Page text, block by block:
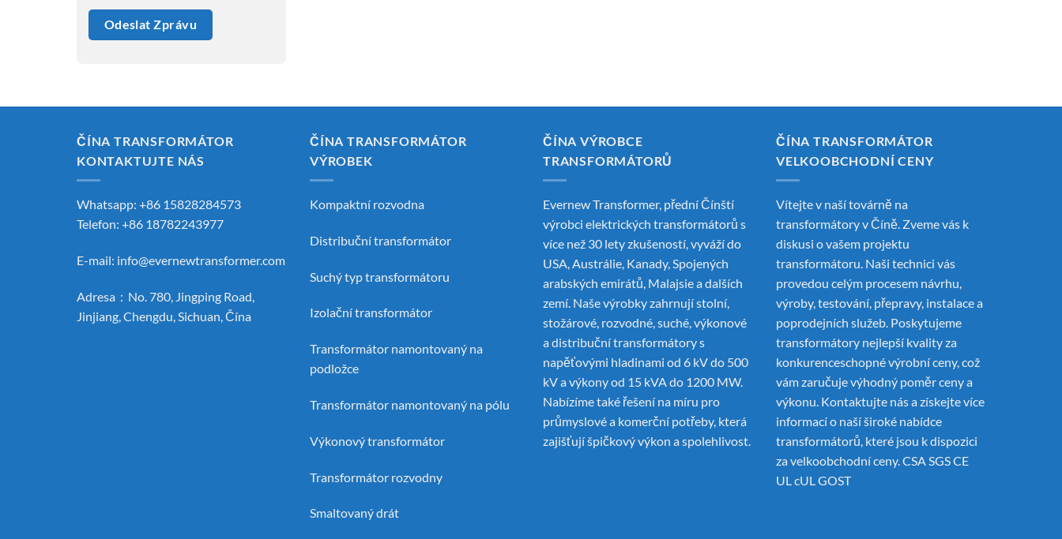
ČÍNA TRANSFORMÁTOR
KONTAKTUJTE NÁS
Whatsapp: +86 15828284573
Telefon: +86 18782243977
E-mail: info@evernewtransformer.com
Adresa：No. 780, Jingping Road,
Jinjiang, Chengdu, Sichuan, Čína
ČÍNA TRANSFORMÁTOR
VÝROBEK
Kompaktní rozvodna
Distribuční transformátor
Suchý typ transformátoru
Izolační transformátor
Transformátor namontovaný na
podložce
Transformátor namontovaný na pólu
Výkonový transformátor
Transformátor rozvodny
Smaltovaný drát
ČÍNA VÝROBCE
TRANSFORMÁTORŮ
Evernew Transformer, předníČínští
výrobci elektrických transformátorů s
více než 30 lety zkušeností, vyváží do
USA, Austrálie, Kanady, Spojených
arabských emirátů, Malajsie a dalších
zemí. Naše výrobky zahrnují stolní,
stožárové, rozvodné, suché, výkonové
a distribuční transformátory s
napěťovými hladinami od 6 kV do 500
kV a výkony od 15 kVA do 1200 MW.
Nabízíme také řešení na míru pro
průmyslové a komerční potřeby, která
zajišťují špičkový výkon a spolehlivost.
ČÍNA TRANSFORMÁTOR
VELKOOBCHODNÍ CENY
Vítejte v naší továrně na
transformátory v Číně. Zveme vás k
diskusi o vašem projektu
transformátoru. Naši technici vás
provedou celým procesem návrhu,
výroby, testování, přepravy, instalace a
poprodejních služeb. Poskytujeme
transformátory nejlepší kvality za
konkurenceschopné výrobní ceny, což
vám zaručuje výhodný poměr ceny a
výkonu. Kontaktujte nás a získejte více
informací o naší široké nabídce
transformátorů, které jsou k dispozici
za velkoobchodní ceny. CSA SGS CE
UL cUL GOST